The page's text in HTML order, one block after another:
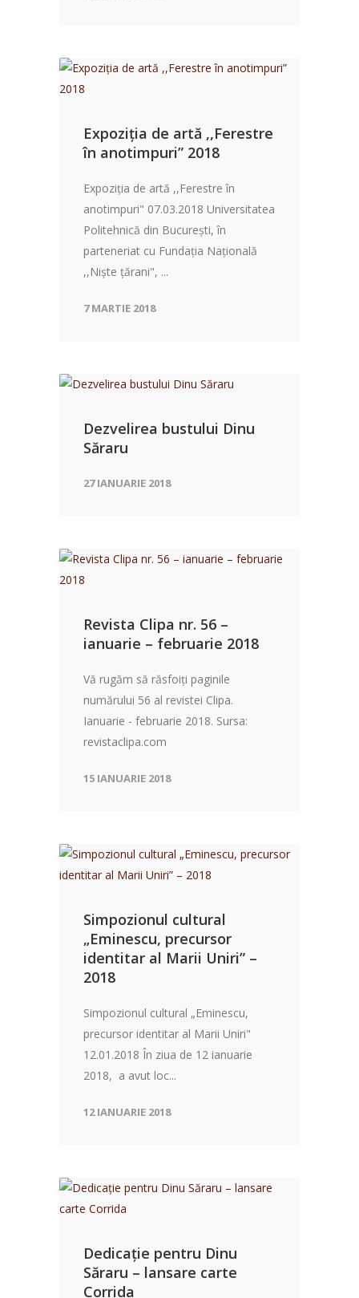
Expoziția de artă ,,Ferestre
în anotimpuri” 2018
Expoziția de artă ,,Ferestre în
anotimpuri" 07.03.2018 Universitatea
Politehnică din București, în
parteneriat cu Fundația Națională
,,Niște țărani", ...
7 MARTIE 2018
Dezvelirea bustului Dinu
Săraru
27 IANUARIE 2018
Revista Clipa nr. 56 –
ianuarie – februarie 2018
Vă rugăm să răsfoiți paginile
numărului 56 al revistei Clipa.
Ianuarie - februarie 2018. Sursa:
revistaclipa.com
15 IANUARIE 2018
Simpozionul cultural
„Eminescu, precursor
identitar al Marii Uniri” –
2018
Simpozionul cultural „Eminescu,
precursor identitar al Marii Uniri"
12.01.2018 În ziua de 12 ianuarie
2018, a avut loc...
12 IANUARIE 2018
Dedicație pentru Dinu
Săraru – lansare carte
Corrida